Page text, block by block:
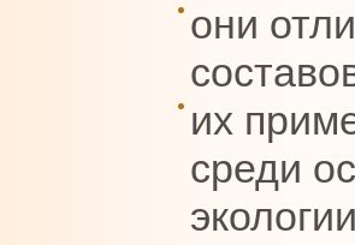
они
их
среди